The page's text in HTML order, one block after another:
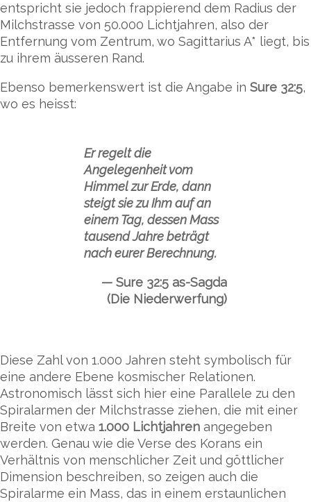
entspricht sie jedoch frappierend dem Radius der
Milchstrasse von 50.000 Lichtjahren, also der
Entfernung vom Zentrum, wo Sagittarius A* liegt, bis
zu ihrem äusseren Rand.
Ebenso bemerkenswert ist die Angabe in Sure 32:5,
wo es heisst:
Er regelt die
Angelegenheit vom
Himmel zur Erde, dann
steigt sie zu Ihm auf an
einem Tag, dessen Mass
tausend Jahre beträgt
nach eurer Berechnung.
Sure 32:5 as-Sagda
(Die Niederwerfung)
Diese Zahl von 1.000 Jahren steht symbolisch für
eine andere Ebene kosmischer Relationen.
Astronomisch lässt sich hier eine Parallele zu den
Spiralarmen der Milchstrasse ziehen, die mit einer
Breite von etwa 1.000 Lichtjahren angegeben
werden. Genau wie die Verse des Korans ein
Verhältnis von menschlicher Zeit und göttlicher
Dimension beschreiben, so zeigen auch die
Spiralarme ein Mass, das in einem erstaunlichen